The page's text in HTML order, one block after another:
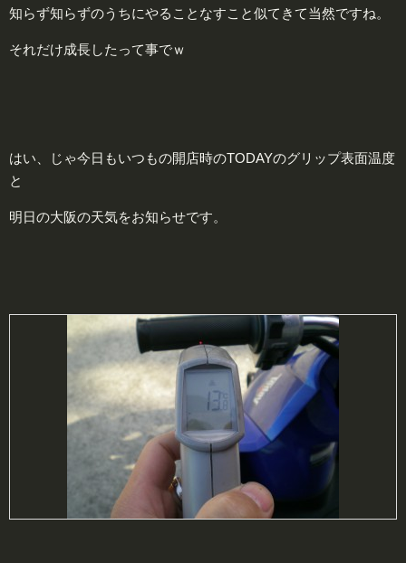
知らず知らずのうちにやることなすこと似てきて当然ですね。
それだけ成長したって事でｗ
はい、じゃ今日もいつもの開店時のTODAYのグリップ表面温度
と
明日の大阪の天気をお知らせです。